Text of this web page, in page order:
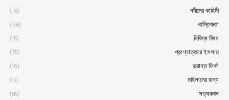
নবীদের কাহিনী
(13)
নাস্তিকতা
(36)
নিষিদ্ধ বিষয়
(15)
প্রশ্নোত্তরে ইসলাম
(79)
ভ্রান্ত ফির্কা
(16)
মহিলাদের জন্য
(19)
সত্যকথন
(85)